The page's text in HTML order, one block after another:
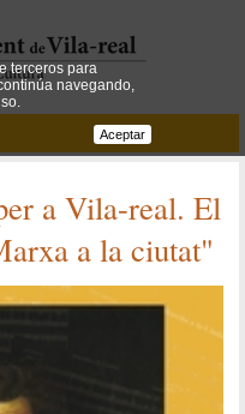
a Vila-real. El
a la ciutat"
terceros para
navegando,
Aceptar